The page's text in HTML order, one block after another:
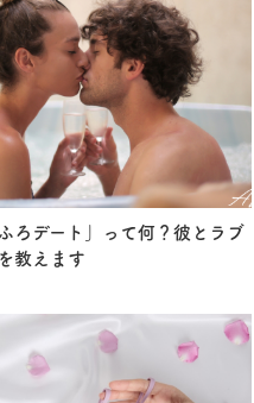
ろデート」って何？彼とラブ
教えます